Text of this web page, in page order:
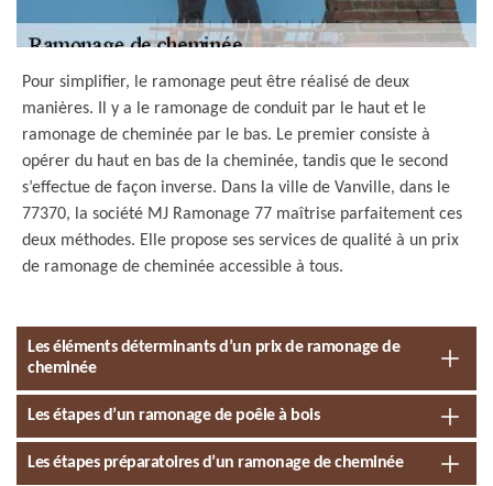
Pour simplifier, le ramonage peut être réalisé de deux
manières. Il y a le ramonage de conduit par le haut et le
ramonage de cheminée par le bas. Le premier consiste à
opérer du haut en bas de la cheminée, tandis que le second
s’effectue de façon inverse. Dans la ville de Vanville, dans le
77370, la société MJ Ramonage 77 maîtrise parfaitement ces
deux méthodes. Elle propose ses services de qualité à un prix
de ramonage de cheminée accessible à tous.
Les éléments déterminants d’un prix de ramonage de
cheminée
Les étapes d’un ramonage de poêle à bois
Les étapes préparatoires d’un ramonage de cheminée